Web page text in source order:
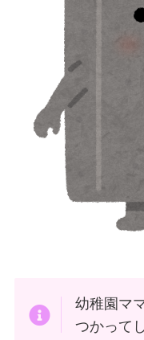
幼稚園マ
つかって